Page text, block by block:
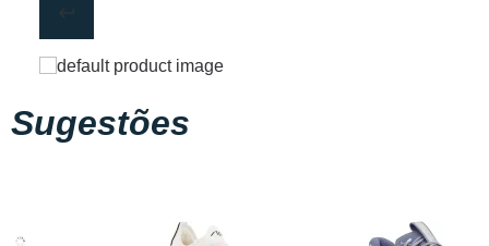
Sugestões